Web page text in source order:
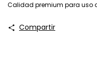
Calidad premium para uso
Compartir